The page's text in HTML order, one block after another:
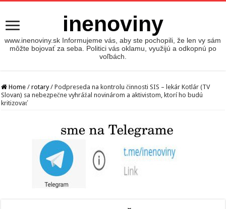
inenoviny
www.inenoviny.sk Informujeme vás, aby ste pochopili, že len vy sám
môžte bojovať za seba. Politici vás oklamu, využijú a odkopnú po
voľbách.
Home / rotary / Podpreseda na kontrolu činnosti SIS – lekár Kotlár (TV
Slovan) sa nebezpečne vyhrážal novinárom a aktivistom, ktorí ho budú
kritizovať